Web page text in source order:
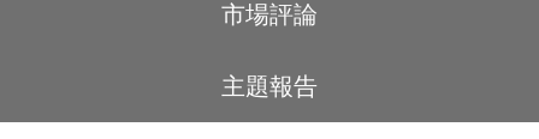
市場評論
主題報告